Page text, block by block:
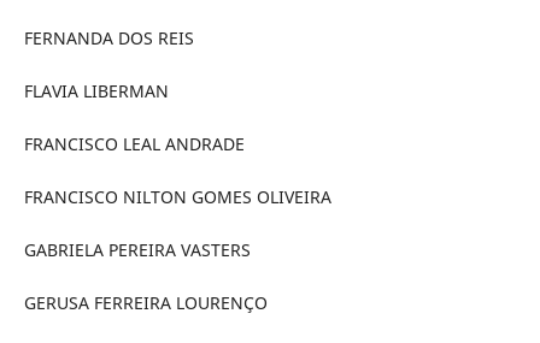
FERNANDA DOS REIS
FLAVIA LIBERMAN
FRANCISCO LEAL ANDRADE
FRANCISCO NILTON GOMES OLIVEIRA
GABRIELA PEREIRA VASTERS
GERUSA FERREIRA LOURENÇO